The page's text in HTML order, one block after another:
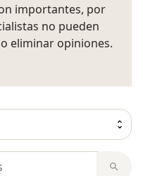
importantes, por
no pueden
eliminar opiniones.